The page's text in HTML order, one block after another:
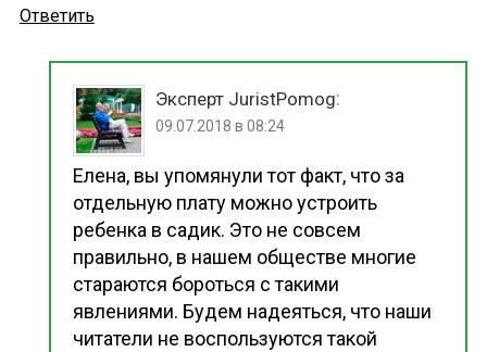
Ответить
Эксперт JuristPomog:
09.07.2018 в 08:24
Елена, вы упомянули тот факт, что за
отдельную плату можно устроить
ребенка в садик. Это не совсем
правильно, в нашем обществе многие
стараются бороться с такими
явлениями. Будем надеяться, что наши
читатели не воспользуются такой